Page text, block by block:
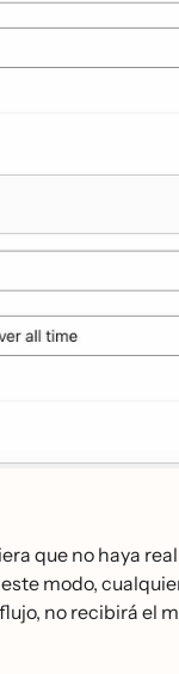
que no haya
modo,
no recibirá el